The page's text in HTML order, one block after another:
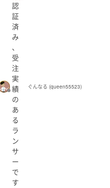
認
証
済
み
、
受
注
実
績
の
あ
る
ラ
ン
サ
ー
で
す
ぐんなる (queen55523)